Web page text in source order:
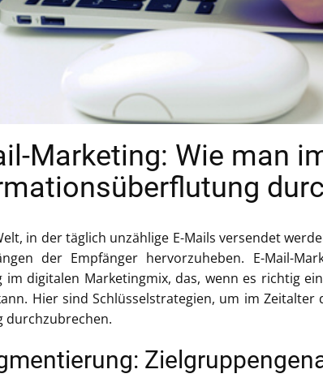
Marketing: Wie man
in der täglich unzählige E-Mails versendet
der Empfänger hervorzuheben. E-Mail-
im digitalen Marketingmix, das, wenn es richtig
Hier sind Schlüsselstrategien, um im
durchzubrechen.